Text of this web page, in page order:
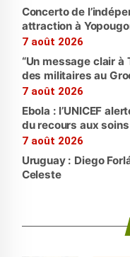
Concerto de
attraction à
7 août 2026
“Un message clair à
des militaires au
7 août 2026
Ebola : l’UNICEF
du recours aux
7 août 2026
Uruguay : Diego
Celeste